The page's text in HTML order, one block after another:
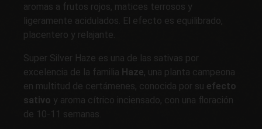
aromas a frutos rojos, matices terrosos y
ligeramente acidulados. El efecto es equilibrado,
placentero y relajante.
Super Silver Haze es una de las sativas por
excelencia de la familia Haze, una planta campeona
en multitud de certámenes, conocida por su efecto
sativo y aroma cítrico inciensado, con una floración
de 10-11 semanas.